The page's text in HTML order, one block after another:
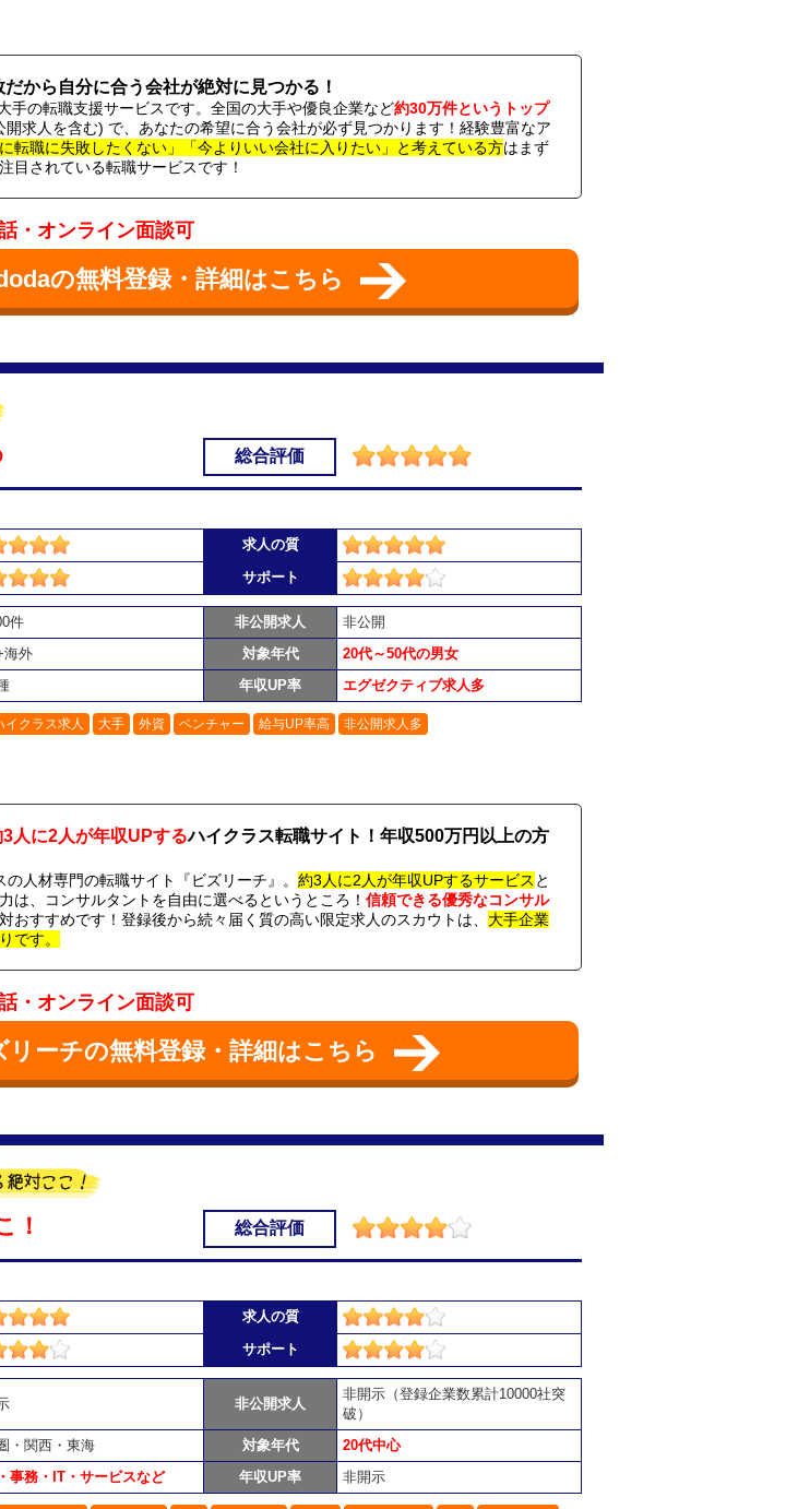
から自分に合う会社が絶対に見つかる！
手の転職支援サービスです。全国の大手や優良企業など約30万件というトップ
求人を含む) で、あなたの希望に合う会社が必ず見つかります！経験豊富なア
に転職に失敗したくない」「今よりいい会社に入りたい」と考えている方はまず
目されている転職サービスです！
・オンライン面談可
の無料登録・詳細はこちら
総合評価
求人の質
サポート
件 非公開求人
非公開
海外 対象年代
20代～50代の男女
年収UP率 エグゼクティブ求人多
イクラス求人 大手 外資 ベンチャー 給与UP率高 非公開求人多
3人に2人が年収UPするハイクラス転職サイト！年収500万円以上の方
人材専門の転職サイト『ビズリーチ』。 約3人に2人が年収UPするサービス と
は、コンサルタントを自由に選べるというところ！ 信頼できる優秀なコンサル
おすすめです！登録後から続々届く質の高い限定求人のスカウトは、 大手企業
です。
・オンライン面談可
リーチの無料登録・詳細はこちら
！ 総合評価
求人の質
サポート
非公開求人
非開示（登録企業数累計10000社突
破）
・関西・東海 対象年代
20代中心
事務・IT・サービスなど 年収UP率 非開示